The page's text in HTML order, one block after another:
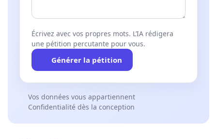
Écrivez avec vos propres mots. L’IA rédigera
une pétition percutante pour vous.
Générer la pétition
Vos données vous appartiennent
Confidentialité dès la conception